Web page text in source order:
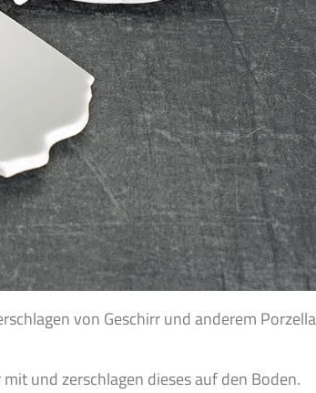
von Geschirr und anderem
und zerschlagen dieses auf den Boden.